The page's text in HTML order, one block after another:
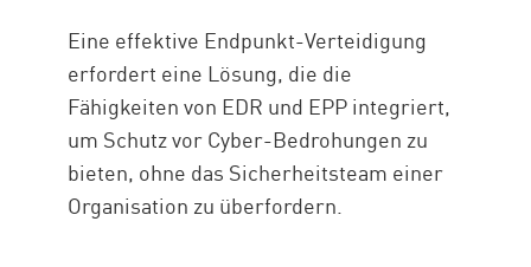
Eine effektive Endpunkt-Verteidigung
erfordert eine Lösung, die die
Fähigkeiten von EDR und EPP integriert,
um Schutz vor Cyber-Bedrohungen zu
bieten, ohne das Sicherheitsteam einer
Organisation zu überfordern.